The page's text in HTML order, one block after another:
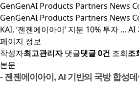
GenGenAI Products Partners News
GenGenAI Products Partners News
KAI, ‘젠젠에이아이’ 지분 10% 투자 ...
페이지 정보
작성자최고관리자 댓글댓글 0건 조회조
본문
- 젠젠에이아이, AI 기반의 국방 합성